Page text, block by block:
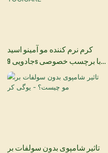
کرم نرم کننده مو آمینو اسید
جادویی 9s با برچسب خصوصی
از YOGICARE
تاثیر شامپوی بدون سولفات بر